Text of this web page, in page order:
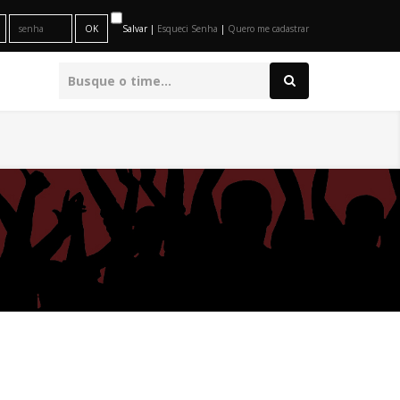
Salvar | Esqueci Senha | Quero me cadastrar